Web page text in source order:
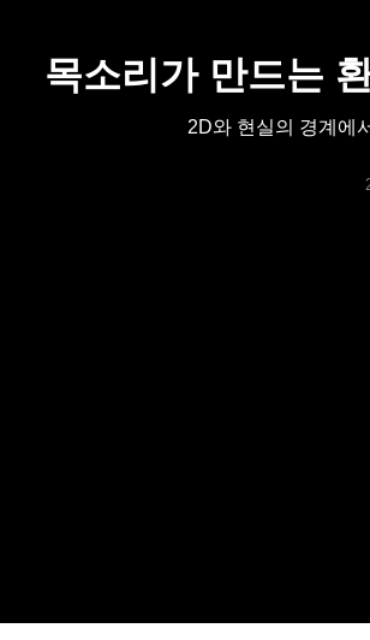
목소리가 만드는
2D와 현실의 경계에